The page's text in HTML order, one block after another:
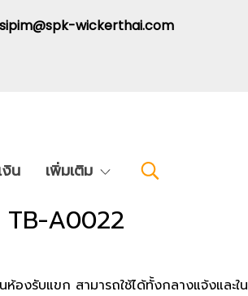
wickerthai.com
งิน เพิ่มเติม
TB-A0022
ห้องรับแขก สามารถใช้ได้ทั้งกลางแจ้งและใน